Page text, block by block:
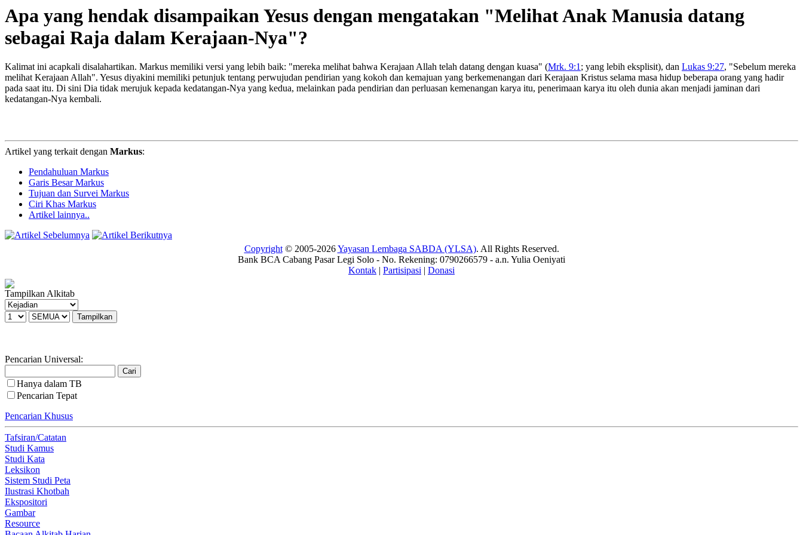
Apa yang hendak disampaikan Yesus dengan mengatakan "Melihat Anak Manusia datang
sebagai Raja dalam Kerajaan-Nya"?
Kalimat ini acapkali disalahartikan. Markus memiliki versi yang lebih baik: "mereka melihat bahwa Kerajaan Allah telah datang dengan kuasa" (Mrk. 9:1; yang lebih eksplisit), dan Lukas 9:27, "Sebelum mereka
melihat Kerajaan Allah". Yesus diyakini memiliki petunjuk tentang perwujudan pendirian yang kokoh dan kemajuan yang berkemenangan dari Kerajaan Kristus selama masa hidup beberapa orang yang hadir
pada saat itu. Di sini Dia tidak merujuk kepada kedatangan-Nya yang kedua, melainkan pada pendirian dan perluasan kemenangan karya itu, penerimaan karya itu oleh dunia akan menjadi jaminan dari
kedatangan-Nya kembali.
Artikel yang terkait dengan Markus:
Pendahuluan Markus
Garis Besar Markus
Tujuan dan Survei Markus
Ciri Khas Markus
Artikel lainnya..
Copyright© 2005-2026Yayasan Lembaga SABDA (YLSA). All Rights Reserved.
Bank BCA Cabang Pasar Legi Solo - No. Rekening: 0790266579 - a.n. Yulia Oeniyati
Kontak | Partisipasi | Donasi
Tampilkan Alkitab
Pencarian Universal:
Hanya dalam TB
Pencarian Tepat
Pencarian Khusus
Tafsiran/Catatan
Studi Kamus
Studi Kata
Leksikon
Sistem Studi Peta
Ilustrasi Khotbah
Ekspositori
Gambar
Resource